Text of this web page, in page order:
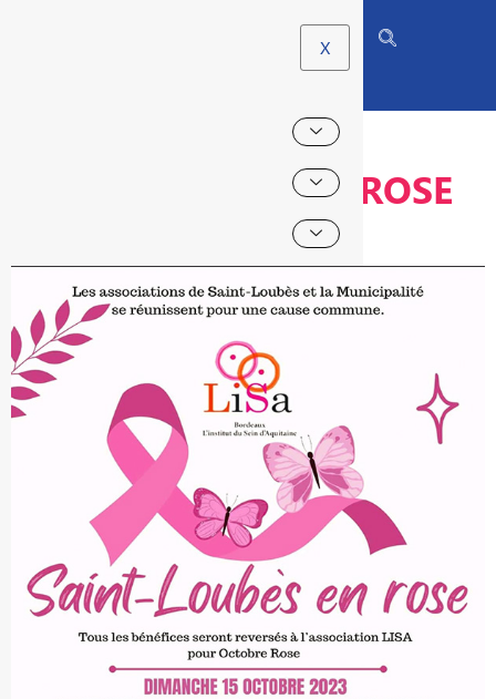
X
SAINT-LOUBÈS EN ROSE